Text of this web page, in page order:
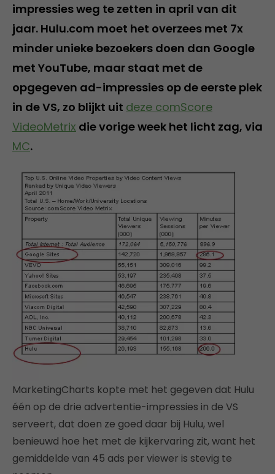
impressies weg te zetten in april van dit
jaar. Hulu.com moet het overzees met 7x
minder unieke bezoekers doen dan Google
met YouTube, maar staat met de
opgegeven ad-impressies op de eerste plek
in de VS, zo blijkt uit deze comScore
VideoMetrix die vorige week het licht zag, via
MC.
MarketingCharts kopte met het gegeven dat Hulu
één op de drie advertentie-impressies in de VS
serveert, dat doen ze goed daar bij Hulu, wel
benieuwd hoe het met de kijkervaring zit, want het
gemiddelde van 45 ads per viewer is stevig te